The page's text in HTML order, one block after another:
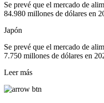
Se prevé que el mercado de
84.980 millones de dólares en
Japón
Se prevé que el mercado de
7.750 millones de dólares en
Leer más